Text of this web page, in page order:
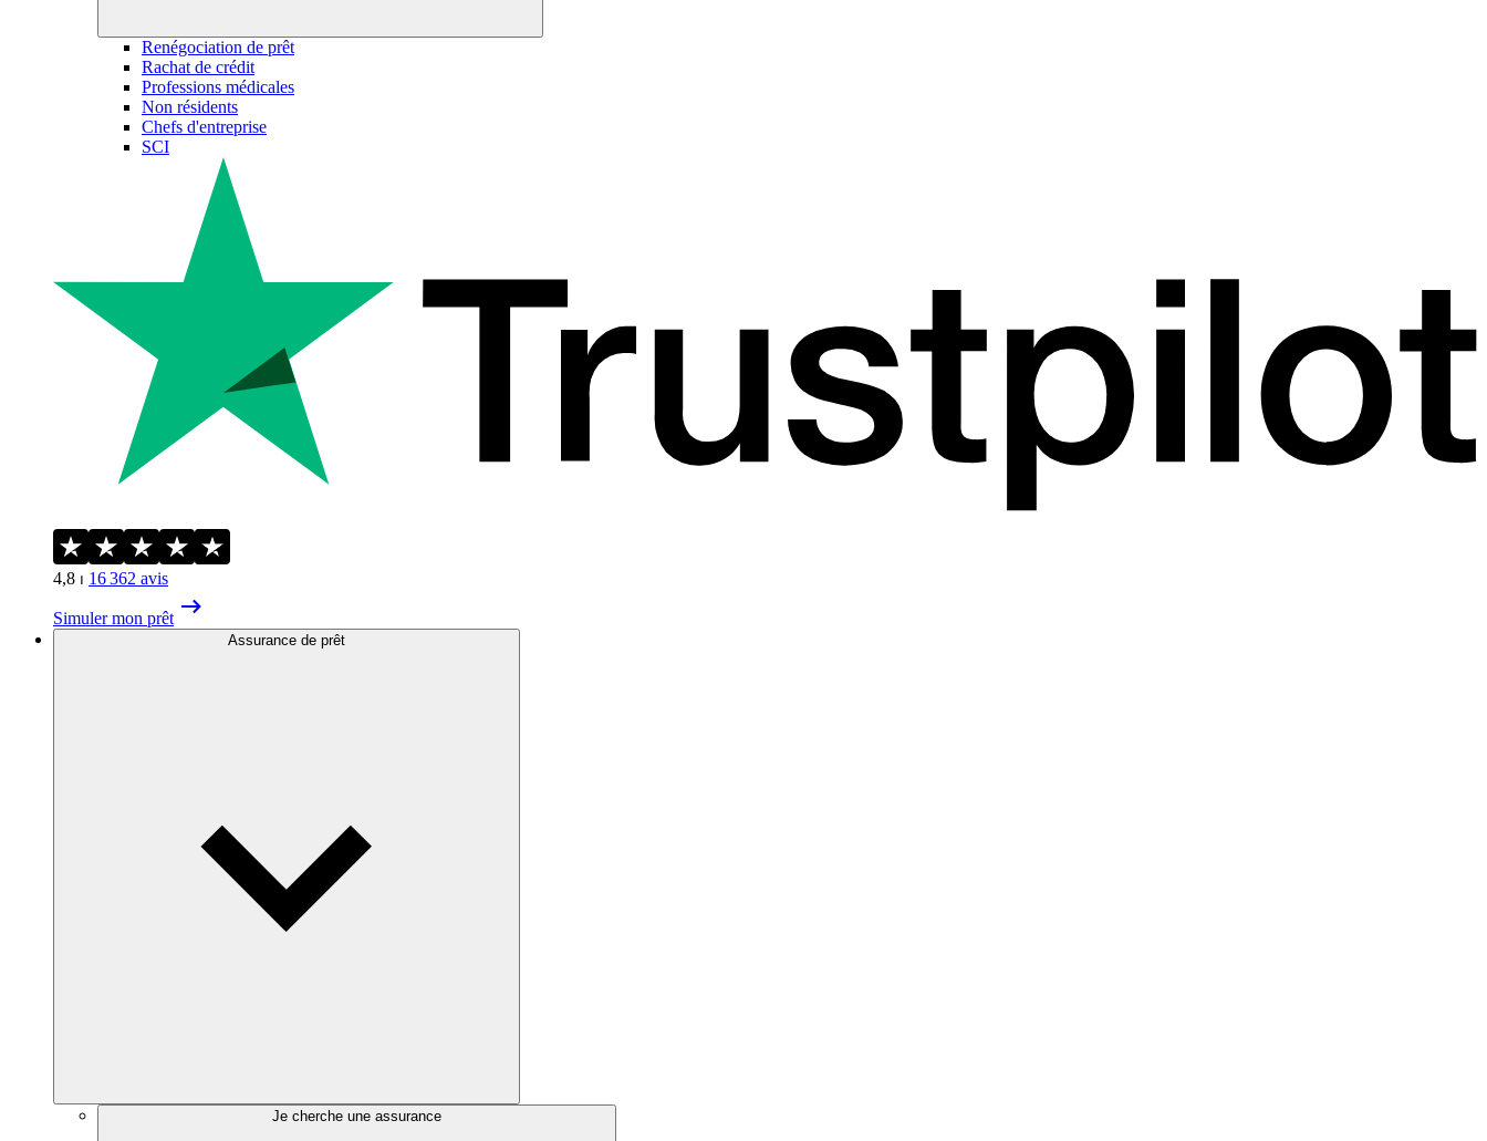
Renégociation de prêt
Rachat de crédit
Professions médicales
Non résidents
Chefs d'entreprise
SCI
4,8 ⏐ 16 362 avis
Simuler mon prêt
Assurance de prêt
Je cherche une assurance